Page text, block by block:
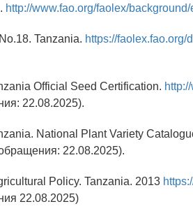
http://www.fao.org/faolex/background/
Tanzania. https://faolex.fao.org/
Official Seed Certification.
22.08.2025).
National Plant Variety
22.08.2025).
Policy. Tanzania. 2013
22.08.2025)